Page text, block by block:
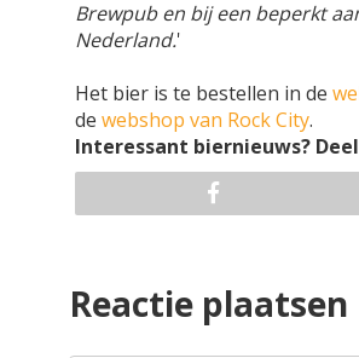
Brewpub en bij een beperkt
Nederland.'
Het bier is te bestellen in de
de webshop van Rock City.
Interessant biernieuws?
Reactie plaatsen